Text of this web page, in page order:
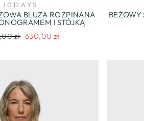
10DAYS
BLUZA ROZPINANA
I STÓJKĄ
zł Cena
630,00 zł
BEŻOWY